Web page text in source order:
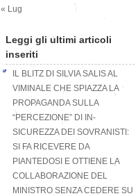
« Lug
Leggi gli ultimi articoli
inseriti
IL BLITZ DI SILVIA SALIS AL
VIMINALE CHE SPIAZZA LA
PROPAGANDA SULLA
“PERCEZIONE” DI IN-
SICUREZZA DEI SOVRANISTI:
SI FA RICEVERE DA
PIANTEDOSI E OTTIENE LA
COLLABORAZIONE DEL
MINISTRO SENZA CEDERE SU